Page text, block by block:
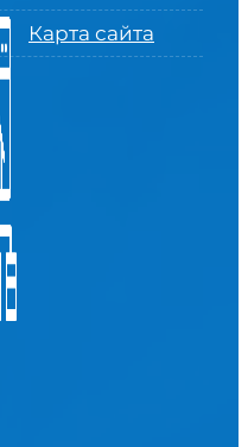
Карта сайта